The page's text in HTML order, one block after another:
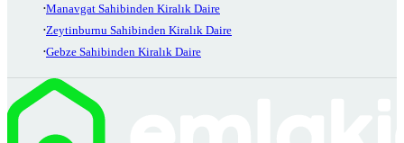
Manavgat Sahibinden Kiralık Daire
Zeytinburnu Sahibinden Kiralık Daire
Gebze Sahibinden Kiralık Daire